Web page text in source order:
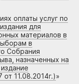
оплаты услуг по
для
материалов в
в
Собрания
назначенных на
11.08.2014г.)»